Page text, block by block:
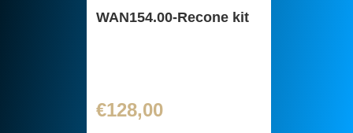
WAN154.00-Recone kit
€128,00